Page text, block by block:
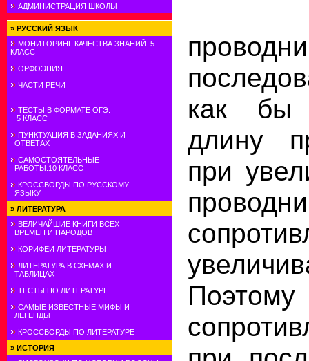
АДМИНИСТРАЦИЯ ШКОЛЫ
» РУССКИЙ ЯЗЫК
МОНИТОРИНГ КАЧЕСТВА ЗНАНИЙ. 5
КЛАСС
ОРФОЭПИЯ
ЧАСТИ РЕЧИ
ТЕСТЫ В ФОРМАТЕ ОГЭ.
5 КЛАСС
ПУНКТУАЦИЯ В ЗАДАНИЯХ И
ОТВЕТАХ
САМОСТОЯТЕЛЬНЫЕ
РАБОТЫ.10 КЛАСС
КРОССВОРДЫ ПО РУССКОМУ
ЯЗЫКУ
» ЛИТЕРАТУРА
ВЕЛИЧАЙШИЕ КНИГИ ВСЕХ
ВРЕМЕН И НАРОДОВ
КОРИФЕИ ЛИТЕРАТУРЫ
ЛИТЕРАТУРА В СХЕМАХ И
ТАБЛИЦАХ
ТЕСТЫ ПО ЛИТЕРАТУРЕ
САМЫЕ ИЗВЕСТНЫЕ МИФЫ И
ЛЕГЕНДЫ
КРОССВОРДЫ ПО ЛИТЕРАТУРЕ
» ИСТОРИЯ
как бы
длину
при